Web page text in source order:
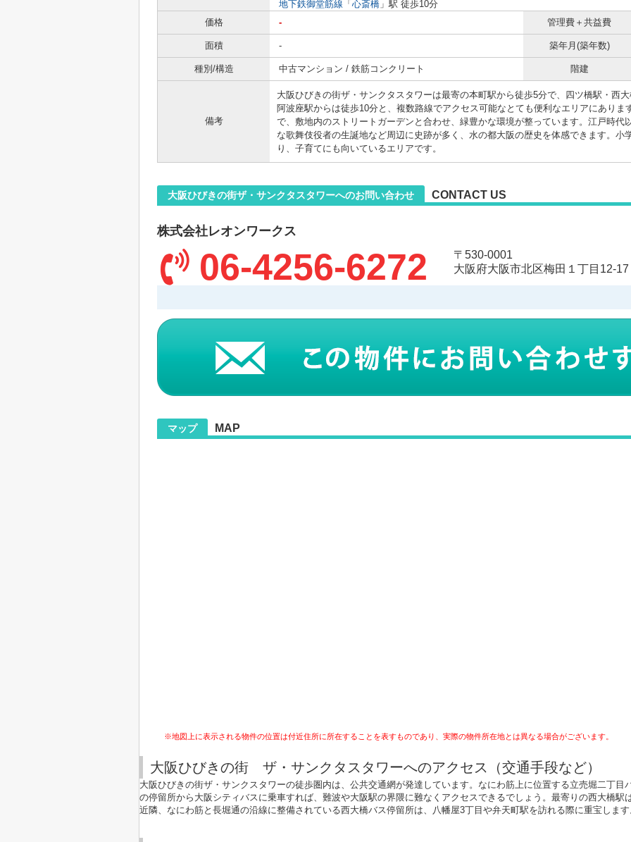
地下鉄御堂筋線 「 心斎橋 」駅 徒歩10分
価格
- 管理費＋共益費
面積 - 築年月(築年数)
種別/構造 中古マンション / 鉄筋コンクリート 階建
備考
大阪ひびきの街ザ・サンクタスタワーは最寄の本町駅から徒歩5分で、四ツ橋駅・西
阿波座駅からは徒歩10分と、複数路線でアクセス可能なとても便利なエリアにありま
で、敷地内のストリートガーデンと合わせ、緑豊かな環境が整っています。江戸時代
な歌舞伎役者の生誕地など周辺に史跡が多く、水の都大阪の歴史を体感できます。小
り、子育てにも向いているエリアです。
大阪ひびきの街ザ・サンクタスタワーへのお問い合わせ CONTACT US
株式会社レオンワークス
06-4256-6272
〒530-0001
大阪府大阪市北区梅田１丁目12-
マップ MAP
※地図上に表示される物件の位置は付近住所に所在することを表すものであり、実際の物件所在地とは異なる場合がございます。
大阪ひびきの街 ザ・サンクタスタワーへのアクセス（交通手段など）
大阪ひびきの街ザ・サンクスタワーの徒歩圏内は、公共交通網が発達しています。なにわ筋上に位置する立売堀二丁目
の停留所から大阪シティバスに乗車すれば、難波や大阪駅の界隈に難なくアクセスできるでしょう。最寄りの西大橋駅
近隣、なにわ筋と長堀通の沿線に整備されている西大橋バス停留所は、八幡屋3丁目や弁天町駅を訪れる際に重宝しま